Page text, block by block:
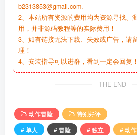
b2313853@gmail.com.
2、本站所有资源的费用均为资源寻找、
用，并非源码教程等的实际费用！
3、如有链接无法下载、失效或广告，请
理！
4、安装指导可以进群，看到一定会回复！
THE END
动作冒险
特别好评
# 单人
# 冒险 # 独立 # 动作